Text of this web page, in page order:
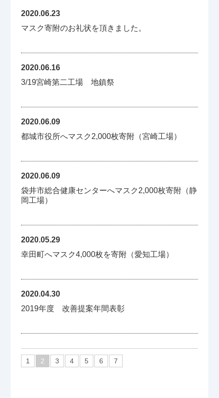
2020.06.23
マスク寄附のお礼状を頂きました。
2020.06.16
3/19宮崎第二工場 地鎮祭
2020.06.09
都城市役所へマスク2,000枚寄附（宮崎工場）
2020.06.09
袋井市総合健康センターへマスク2,000枚寄附（静
岡工場）
2020.05.29
幸田町へマスク4,000枚を寄附（愛知工場）
2020.04.30
2019年度 改善提案年間表彰
1 2 3 4 5 6 7